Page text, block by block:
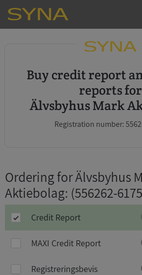
Buy credit report and annual
reports for
Älvsbyhus Mark
Registration number:
Ordering for Älvsbyhus
Aktiebolag: (556262-
Credit Report
MAXI Credit Report
Registreringsbevis